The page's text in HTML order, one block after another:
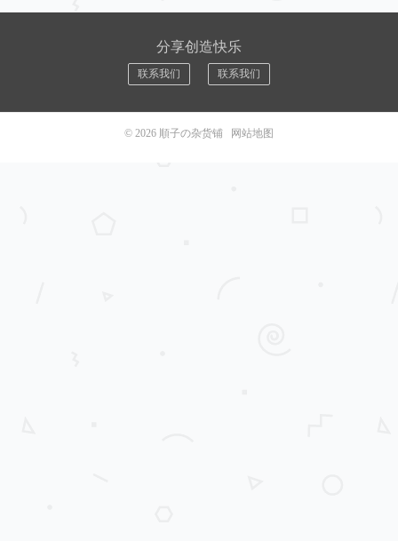
分享创造快乐
联系我们 联系我们
© 2026 順子の杂货铺 网站地图